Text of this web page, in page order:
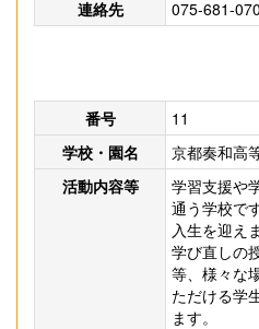
連絡先 075-681-
番号
11
学校・園名
京都奏和高
活動内容等
学習支援や
通う学校で
入生を迎え
学び直しの
等、様々な
ただける学
ます。